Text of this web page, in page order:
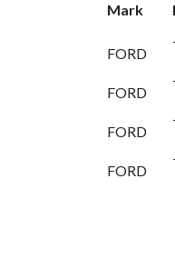
Mark
FORD
FORD
FORD
FORD